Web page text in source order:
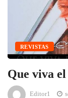
REVISTAS
Que viva
Editor1